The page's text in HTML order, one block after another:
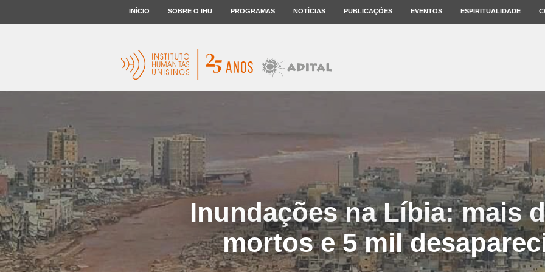
INÍCIO SOBRE O IHU PROGRAMAS NOTÍCIAS PUBLICAÇÕES EVENTOS ESPIRITUALIDADE
Inundações na Líbia: mais
mortos e 5 mil